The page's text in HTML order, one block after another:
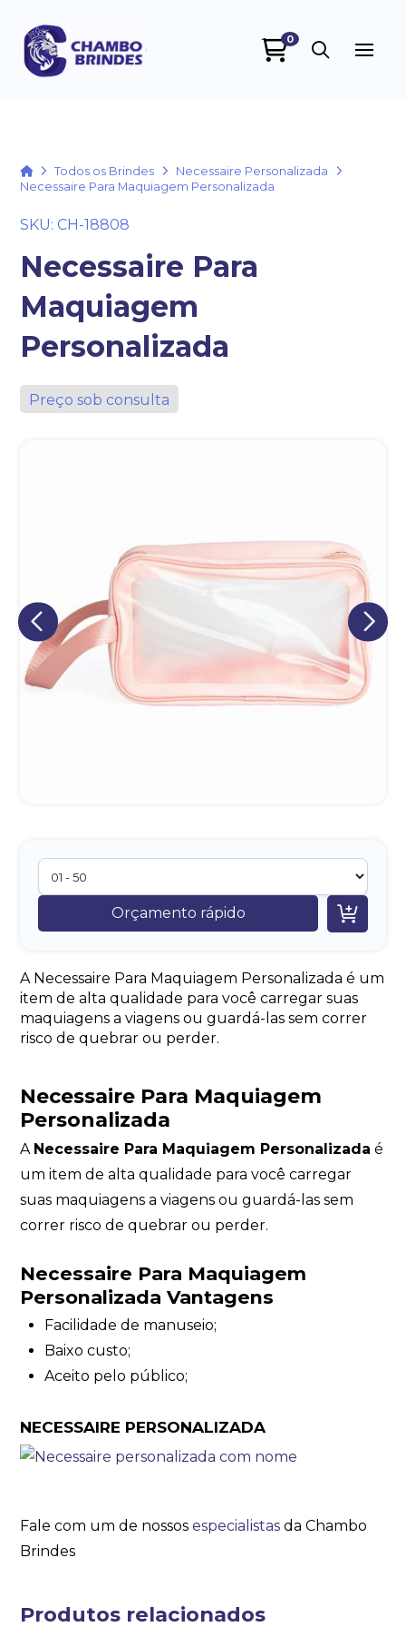
0
HomeTodos os Brindes
Necessaire Personalizada
Necessaire Para Maquiagem Personalizada
SKU: CH-18808
Necessaire Para
Maquiagem
Personalizada
Preço sob consulta
Orçamento rápido 
A Necessaire Para Maquiagem Personalizada é um
item de alta qualidade para você carregar suas
maquiagens a viagens ou guardá-las sem correr
risco de quebrar ou perder.
Necessaire Para Maquiagem
Personalizada
A Necessaire Para Maquiagem Personalizada é
um item de alta qualidade para você carregar
suas maquiagens a viagens ou guardá-las sem
correr risco de quebrar ou perder.
Necessaire Para Maquiagem
Personalizada Vantagens
Facilidade de manuseio;
Baixo custo;
Aceito pelo público;
NECESSAIRE PERSONALIZADA
Fale com um de nossosespecialistas da Chambo
Brindes
Produtos relacionados
qualquer momento.